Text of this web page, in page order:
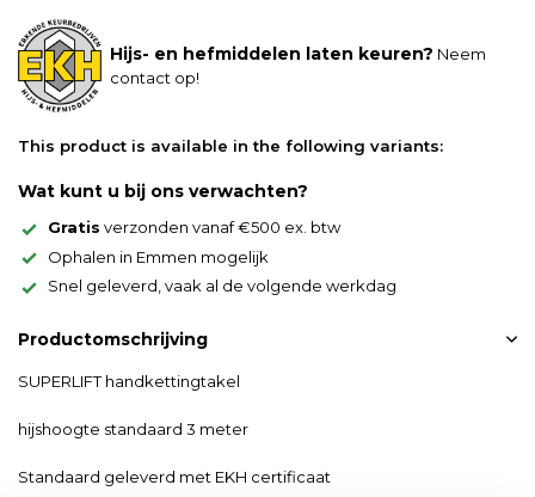
Hijs- en hefmiddelen laten keuren? Neem
contact op!
This product is available in the following variants:
Wat kunt u bij ons verwachten?
Gratis verzonden vanaf €500 ex. btw
Ophalen in Emmen mogelijk
Snel geleverd, vaak al de volgende werkdag
Productomschrijving
SUPERLIFT handkettingtakel
hijshoogte standaard 3 meter
Standaard geleverd met EKH certificaat